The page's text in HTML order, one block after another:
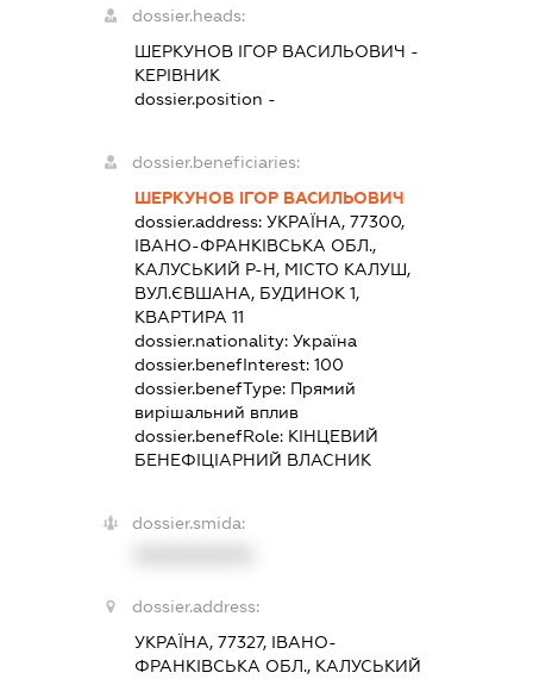
dossier.heads:
ШЕРКУНОВ ІГОР ВАСИЛЬОВИЧ -
КЕРІВНИК
dossier.position -
dossier.beneficiaries:
ШЕРКУНОВ ІГОР ВАСИЛЬОВИЧ
dossier.address: УКРАЇНА, 77300,
ІВАНО-ФРАНКІВСЬКА ОБЛ.,
КАЛУСЬКИЙ Р-Н, МІСТО КАЛУШ,
ВУЛ.ЄВШАНА, БУДИНОК 1,
КВАРТИРА 11
dossier.nationality: Україна
dossier.benefInterest: 100
dossier.benefType: Прямий
вирішальний вплив
dossier.benefRole: КІНЦЕВИЙ
БЕНЕФІЦІАРНИЙ ВЛАСНИК
dossier.smida:
dossier.address:
УКРАЇНА, 77327, ІВАНО-
ФРАНКІВСЬКА ОБЛ., КАЛУСЬКИЙ